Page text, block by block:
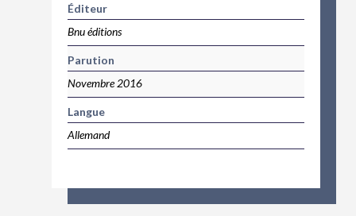
Éditeur
Bnu éditions
Parution
Novembre 2016
Langue
Allemand